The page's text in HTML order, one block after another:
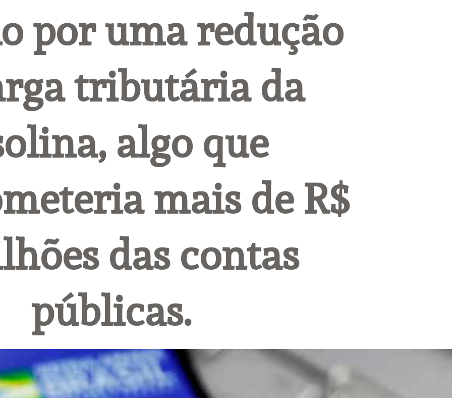
por uma redução
tributária da
algo que
mais de R$
das contas
públicas.